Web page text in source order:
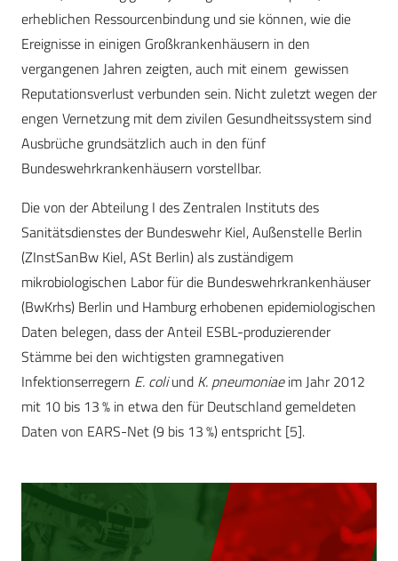
erheblichen Ressourcenbindung und sie können, wie die
Ereignisse in einigen Großkrankenhäusern in den
vergangenen Jahren zeigten, auch mit einem gewissen
Reputationsverlust verbunden sein. Nicht zuletzt wegen der
engen Vernetzung mit dem zivilen Gesundheitssystem sind
Ausbrüche grundsätzlich auch in den fünf
Bundeswehrkrankenhäusern vorstellbar.
Die von der Abteilung I des Zentralen Instituts des
Sanitätsdienstes der Bundeswehr Kiel, Außenstelle Berlin
(ZInstSanBw Kiel, ASt Berlin) als zuständigem
mikrobiologischen Labor für die Bundeswehrkrankenhäuser
(BwKrhs) Berlin und Hamburg erhobenen epidemiologischen
Daten belegen, dass der Anteil ESBL-produzierender
Stämme bei den wichtigsten gramnegativen
Infektionserregern E. coliund K. pneumoniaeim Jahr 2012
mit 10 bis 13 % in etwa den für Deutschland gemeldeten
Daten von EARS-Net (9 bis 13 %) entspricht [5].